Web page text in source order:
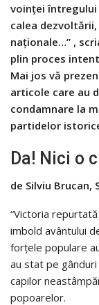
voinţei întregului
calea
naţionale…” ,
plin proces
Mai jos vă
articole care au
condamnare la
partidelor
Da! Nici o
de Silviu Brucan,
“Victoria
imbold avântului
forțele populare
au stat pe
capilor
popoarelor.